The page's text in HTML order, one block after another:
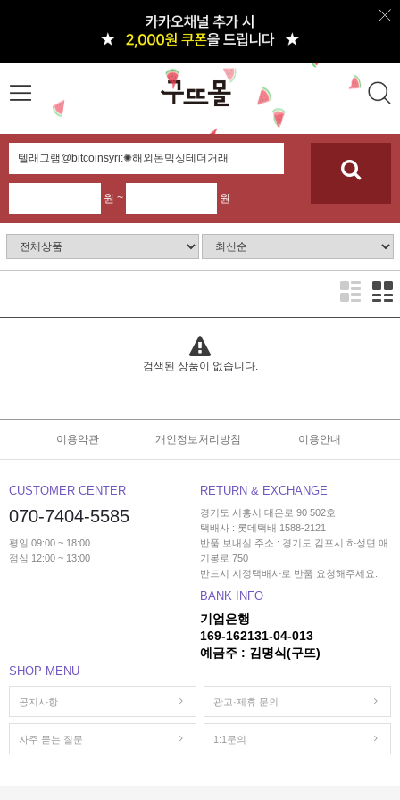
원 ~ 원
검색된 상품이 없습니다.
이용약관 개인정보처리방침 이용안내
CUSTOMER CENTER
070-7404-5585
평일 09:00 ~ 18:00
점심 12:00 ~ 13:00
RETURN & EXCHANGE
경기도 시흥시 대은로 90 502호
택배사 : 롯데택배 1588-2121
반품 보내실 주소 : 경기도 김포시 하성면 애
기봉로 750
반드시 지정택배사로 반품 요청해주세요.
BANK INFO
기업은행
169-162131-04-013
예금주 : 김명식(구뜨)
SHOP MENU
공지사항 광고·제휴 문의
자주 묻는 질문 1:1문의